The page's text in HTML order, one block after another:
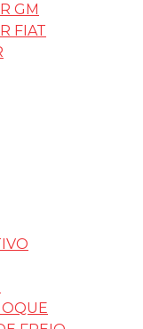
GM
FIAT